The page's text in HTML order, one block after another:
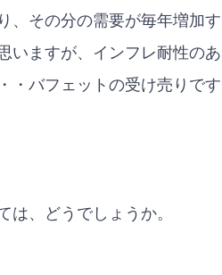
、その分の需要が毎年増加す
いますが、インフレ耐性のあ
・バフェットの受け売りです
、どうでしょうか。